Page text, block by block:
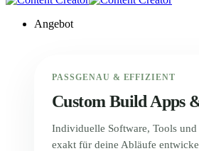
Angebot
PASSGENAU & EFFIZIENT
Custom Build Apps
Individuelle Software, Tools
exakt für deine Abläufe